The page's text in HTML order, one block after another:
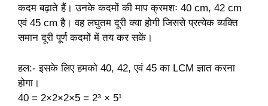
कदम बढ़ाते हैं। उनके कदमों की माप क्रमशः 40 cm, 42 cm
एवं 45 cm है। वह लघुतम दूरी क्या होगी जिससे प्रत्येक व्यक्ति
समान दूरी पूर्ण कदमों में तय कर सकें।
हल:- इसके लिए हमको 40, 42, एवं 45 का LCM ज्ञात करना
होगा।
40 = 2×2×2×5 = 2³ × 5¹